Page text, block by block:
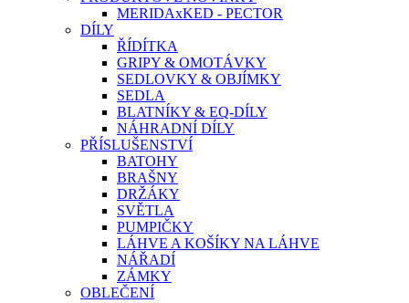
MERIDAxKED - PECTOR
DÍLY
ŘÍDÍTKA
GRIPY & OMOTÁVKY
SEDLOVKY & OBJÍMKY
SEDLA
BLATNÍKY & EQ-DÍLY
NÁHRADNÍ DÍLY
PŘÍSLUŠENSTVÍ
BATOHY
BRAŠNY
DRŽÁKY
SVĚTLA
PUMPIČKY
LÁHVE A KOŠÍKY NA LÁHVE
NÁŘADÍ
ZÁMKY
OBLEČENÍ